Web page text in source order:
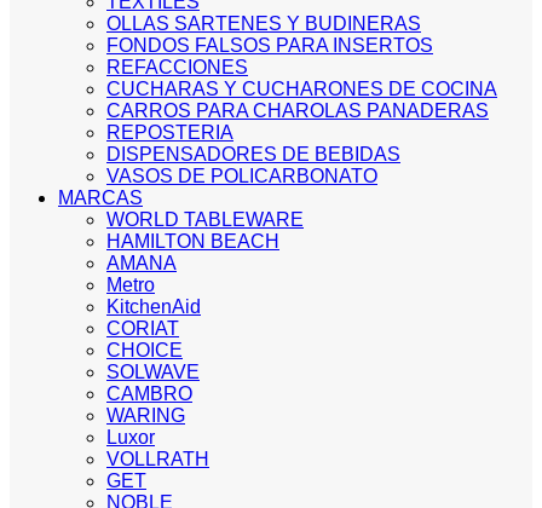
OLLAS SARTENES Y BUDINERAS
FONDOS FALSOS PARA INSERTOS
REFACCIONES
CUCHARAS Y CUCHARONES DE COCINA
CARROS PARA CHAROLAS PANADERAS
REPOSTERIA
DISPENSADORES DE BEBIDAS
VASOS DE POLICARBONATO
MARCAS
WORLD TABLEWARE
HAMILTON BEACH
AMANA
Metro
KitchenAid
CORIAT
CHOICE
SOLWAVE
CAMBRO
WARING
Luxor
VOLLRATH
GET
NOBLE